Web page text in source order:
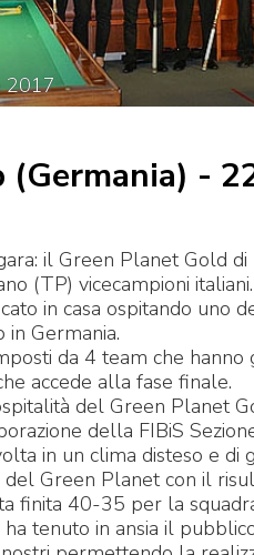
2017
-
il Green Planet Gold di
(TP) vicecampioni italiani.
in casa ospitando uno
Germania.
da 4 team che
accede alla fase finale.
del Green Planet
della FIBiS
in un clima disteso e di
Green Planet con il
finita 40-35 per la
tenuto in ansia il